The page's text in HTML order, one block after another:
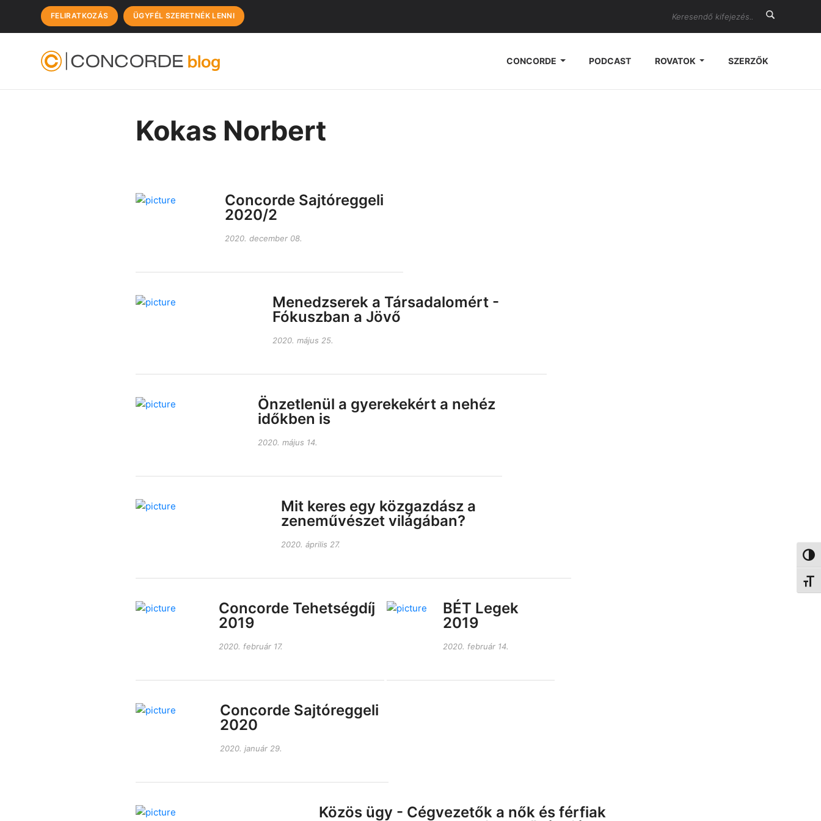
FELIRATKOZÁS ÜGYFÉL SZERETNÉK LENNI Search
CONCORDE PODCAST ROVATOK SZERZŐK
Kokas Norbert
Concorde Sajtóreggeli
2020/2
2020. december 08.
Menedzserek a Társadalomért -
Fókuszban a Jövő
2020. május 25.
Önzetlenül a gyerekekért a nehéz
időkben is
2020. május 14.
Mit keres egy közgazdász a
zeneművészet világában?
2020. április 27.
Concorde Tehetségdíj
2019
2020. február 17.
BÉT Legek
2019
2020. február 14.
Concorde Sajtóreggeli
2020
2020. január 29.
Közös ügy - Cégvezetők a nők és férfiak